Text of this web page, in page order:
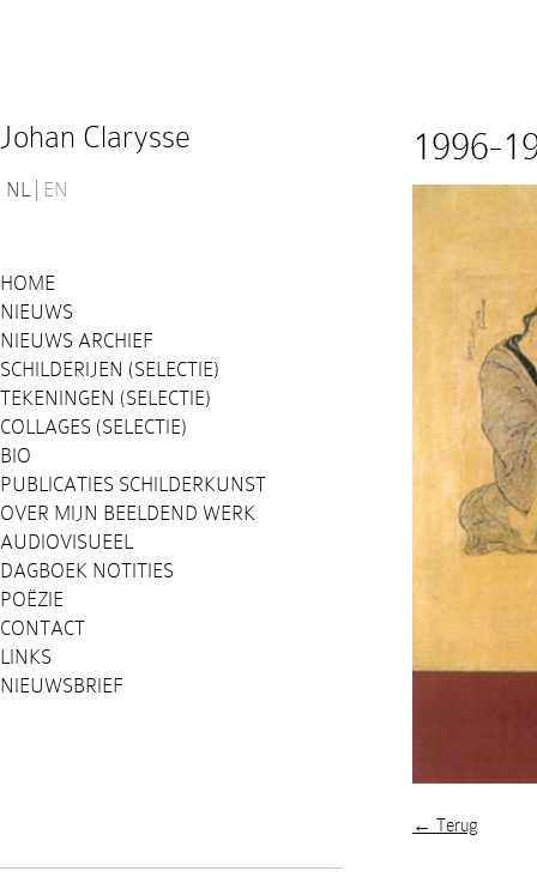
Johan Clarysse
NL EN
HOME
NIEUWS
NIEUWS ARCHIEF
SCHILDERIJEN (SELECTIE)
TEKENINGEN (SELECTIE)
COLLAGES (SELECTIE)
BIO
PUBLICATIES SCHILDERKUNST
OVER MIJN BEELDEND WERK
AUDIOVISUEEL
DAGBOEK NOTITIES
POËZIE
CONTACT
LINKS
NIEUWSBRIEF
1996-
← Terug